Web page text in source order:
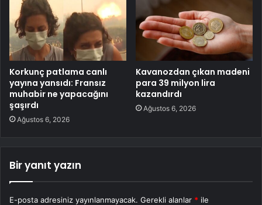
Korkunç patlama canlı
yayına yansıdı: Fransız
muhabir ne yapacağını
şaşırdı
Ağustos 6, 2026
Kavanozdan çıkan madeni
para 39 milyon lira
kazandırdı
Ağustos 6, 2026
Bir yanıt yazın
E-posta adresiniz yayınlanmayacak. Gerekli alanlar * ile